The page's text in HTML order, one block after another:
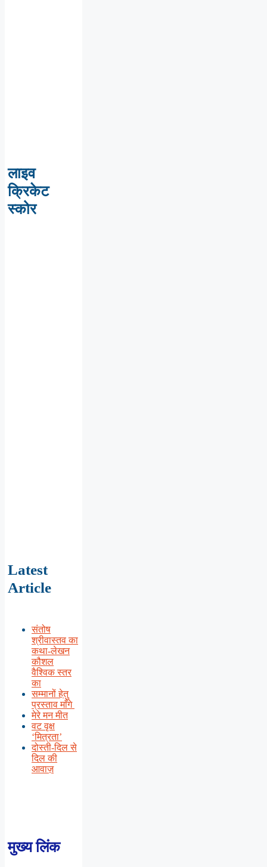
लाइव
क्रिकेट
स्कोर
Latest
Article
संतोष
श्रीवास्तव का
कथा-लेखन
कौशल
वैश्विक स्तर
का
सम्मानों हेतु
प्रस्ताव माँगे
मेरे मन मीत
वट वृक्ष
‘मित्रता’
दोस्ती-दिल से
दिल की
आवाज़
मुख्य लिंक